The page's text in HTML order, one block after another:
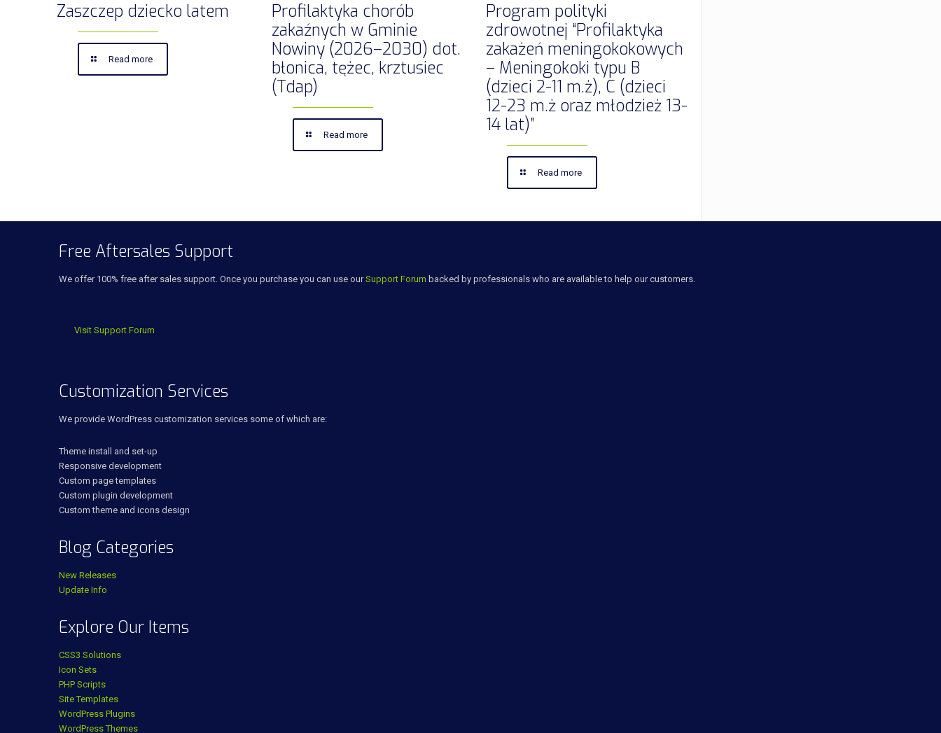
Zaszczep dziecko latem
Read more
Profilaktyka chorób
zakaźnych w Gminie
Nowiny (2026–2030) dot.
błonica, tężec, krztusiec
(Tdap)
Read more
Program polityki
zdrowotnej “Profilaktyka
zakażeń meningokokowych
– Meningokoki typu B
(dzieci 2-11 m.ż), C (dzieci
12-23 m.ż oraz młodzież 13-
14 lat)”
Read more
Free Aftersales Support
We offer 100% free after sales support. Once you purchase you can use ourSupport Forum backed by professionals who are available to help our customers.
Visit Support Forum
Customization Services
We provide WordPress customization services some of which are:
Theme install and set-up
Responsive development
Custom page templates
Custom plugin development
Custom theme and icons design
Blog Categories
New Releases
Update Info
Explore Our Items
CSS3 Solutions
Icon Sets
PHP Scripts
Site Templates
WordPress Plugins
WordPress Themes